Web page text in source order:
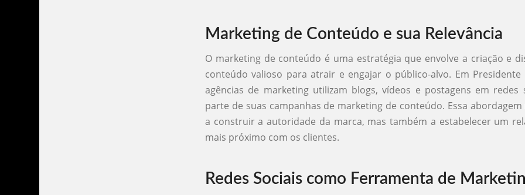
Marketing de Conteúdo e sua Relevância
O marketing de conteúdo é uma estratégia que envolve a criação e
conteúdo valioso para atrair e engajar o público-alvo. Em Presidente
agências de marketing utilizam blogs, vídeos e postagens em redes
parte de suas campanhas de marketing de conteúdo. Essa
a construir a autoridade da marca, mas também a estabelecer um
mais próximo com os clientes.
Redes Sociais como Ferramenta de